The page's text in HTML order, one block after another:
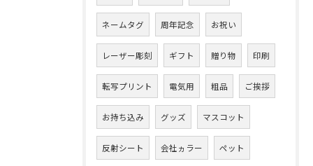
ネームタグ 周年記念 お祝い
レーザー彫刻 ギフト 贈り物 印刷
転写プリント 電気用 粗品 ご挨拶
お持ち込み グッズ マスコット
反射シート 会社ヵラー ペット